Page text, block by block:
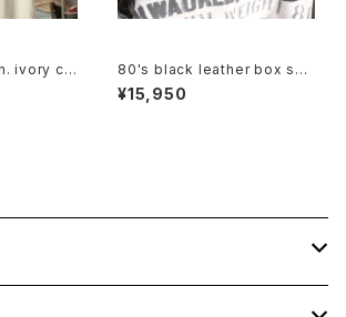
ivory chi
80's black leather box sho
ulder Bag w/ tassel accent
¥15,950